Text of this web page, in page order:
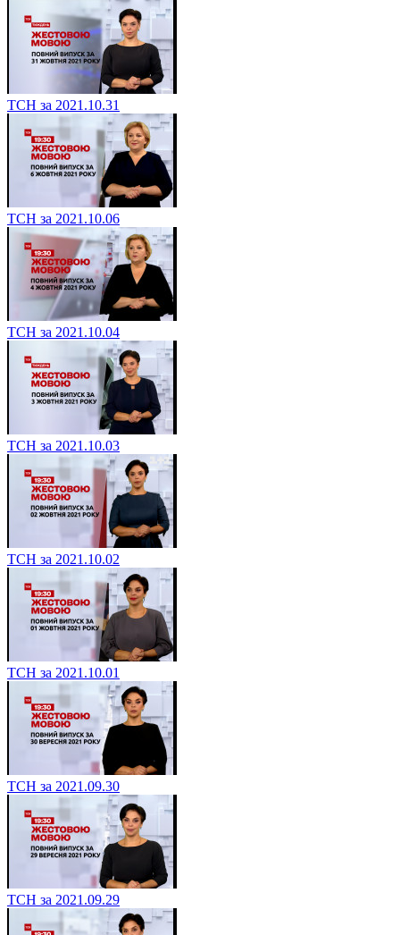
ТСН за 2021.10.31
ТСН за 2021.10.06
ТСН за 2021.10.04
ТСН за 2021.10.03
ТСН за 2021.10.02
ТСН за 2021.10.01
ТСН за 2021.09.30
ТСН за 2021.09.29